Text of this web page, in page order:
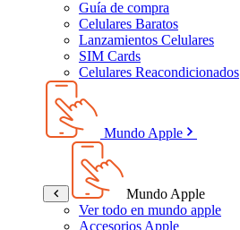
Guía de compra
Celulares Baratos
Lanzamientos Celulares
SIM Cards
Celulares Reacondicionados
Mundo Apple
Mundo Apple
Ver todo en mundo apple
Accesorios Apple